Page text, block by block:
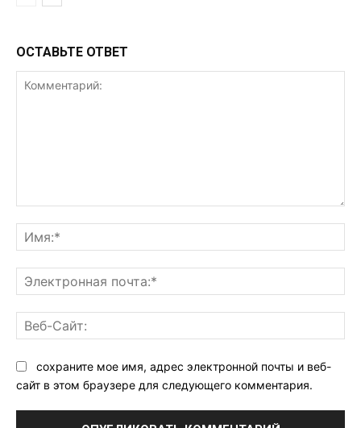
ОСТАВЬТЕ ОТВЕТ
сохраните мое имя, адрес электронной почты и веб-
сайт в этом браузере для следующего комментария.